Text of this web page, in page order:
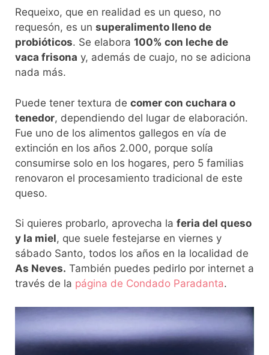
Requeixo, que en realidad es un queso, no
requesón, es un superalimento lleno de
probióticos. Se elabora 100% con leche de
vaca frisona y, además de cuajo, no se adiciona
nada más.
Puede tener textura de comer con cuchara o
tenedor, dependiendo del lugar de elaboración.
Fue uno de los alimentos gallegos en vía de
extinción en los años 2.000, porque solía
consumirse solo en los hogares, pero 5 familias
renovaron el procesamiento tradicional de este
queso.
Si quieres probarlo, aprovecha la feria del queso
y la miel, que suele festejarse en viernes y
sábado Santo, todos los años en la localidad de
As Neves. También puedes pedirlo por internet a
través de la página de Condado Paradanta.